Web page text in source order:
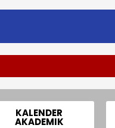
KALENDER
AKADEMIK